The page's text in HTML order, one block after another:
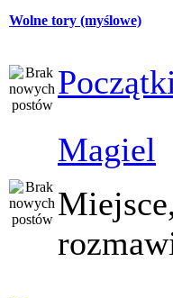
Wolne tory (myślowe)
Magiel